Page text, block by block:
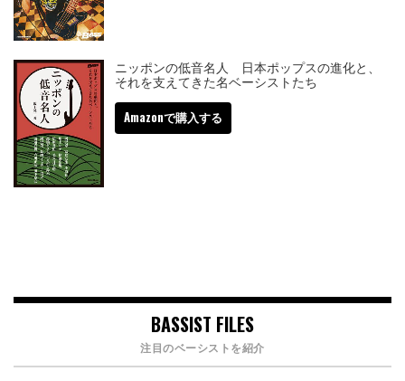
ニッポンの低音名人 日本ポップスの進化と、
それを支えてきた名ベーシストたち
Amazonで購入する
BASSIST FILES
注目のベーシストを紹介